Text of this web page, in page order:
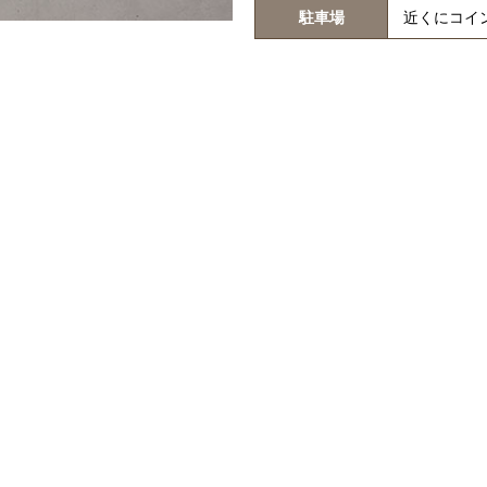
駐車場 近くにコイ